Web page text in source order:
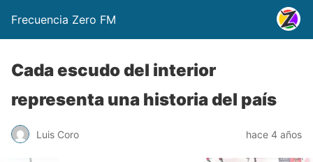
Frecuencia Zero FM
Cada escudo del interior
representa una historia del país
Luis Coro hace 4 años